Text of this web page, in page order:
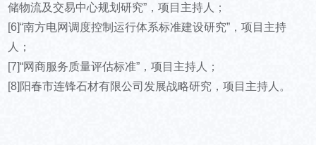
储物流及交易中心规划研究”，项目主持人；
[6]“南方电网调度控制运行体系标准建设研究”，项目主持
人；
[7]“网商服务质量评估标准”，项目主持人；
[8]阳春市连锋石材有限公司发展战略研究，项目主持人。